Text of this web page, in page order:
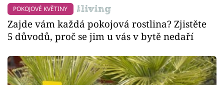
POKOJOVÉ KVĚTINY
Zajde vám každá pokojová rostlina? Zjistěte
5 důvodů, proč se jim u vás v bytě nedaří